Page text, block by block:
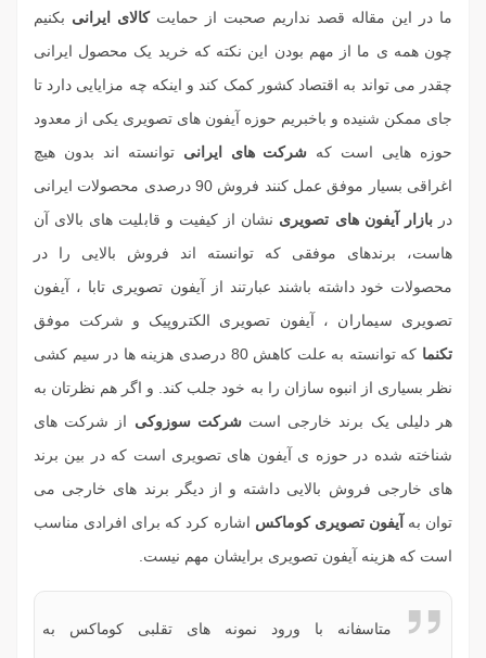
ما در این مقاله قصد نداریم صحبت از حمایتکالای ایرانی بکنیم
چون همه ی ما از مهم بودن این نکته که خرید یک محصول ایرانی
چقدر می تواند به اقتصاد کشور کمک کند و اینکه چه مزایایی دارد تا
جای ممکن شنیده و باخبریم حوزه آیفون های تصویری یکی از معدود
حوزه هایی است که شرکت های ایرانی توانسته اند بدون هیچ
اغراقی بسیار موفق عمل کنند فروش 90 درصدی محصولات ایرانی
دربازار آیفون های تصویری نشان از کیفیت و قابلیت های بالای آن
هاست، برندهای موفقی که توانسته اند فروش بالایی را در
محصولات خود داشته باشند عبارتند از آیفون تصویری تابا ، آیفون
تصویری سیماران ، آیفون تصویری الکتروپیک و شرکت موفق
تکنما
که توانسته به علت کاهش 80 درصدی هزینه ها در سیم کشی
نظر بسیاری از انبوه سازان را به خود جلب کند. و اگر هم نظرتان به
هر دلیلی یک برند خارجی استشرکت سوزوکی از شرکت های
شناخته شده در حوزه ی آیفون های تصویری است که در بین برند
های خارجی فروش بالایی داشته و از دیگر برند های خارجی می
توان به آیفون تصویری کوماکس اشاره کرد که برای افرادی مناسب
است که هزینه آیفون تصویری برایشان مهم نیست.
متاسفانه با ورود نمونه های تقلبی کوماکس به